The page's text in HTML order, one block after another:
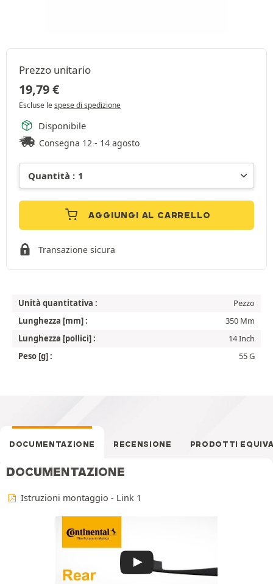
Prezzo unitario
19,79€
Escluse lespese di spedizione
Disponibile
Consegna 12 - 14 agosto
AGGIUNGI AL CARRELLO
Transazione sicura
Unità quantitativa :
Pezzo
Lunghezza [mm] :
350 Mm
Lunghezza [pollici] :
14 Inch
Peso [g] :
55 G
DOCUMENTAZIONE RECENSIONE PRODOTTI
DOCUMENTAZIONE
Istruzioni montaggio - Link 1